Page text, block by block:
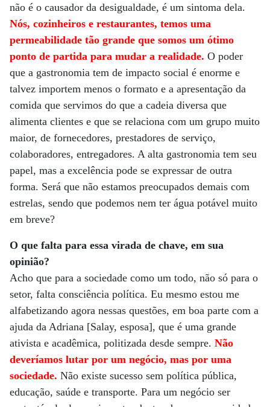
não é o causador da desigualdade, é um sintoma dela.
Nós, cozinheiros e restaurantes, temos uma
permeabilidade tão grande que somos um ótimo
ponto de partida para mudar a realidade. O poder
que a gastronomia tem de impacto social é enorme e
talvez importem menos o formato e a apresentação da
comida que servimos do que a cadeia diversa que
alimenta clientes e que se relaciona com um grupo muito
maior, de fornecedores, prestadores de serviço,
colaboradores, entregadores. A alta gastronomia tem seu
papel, mas a excelência pode se expressar de outra
forma. Será que não estamos preocupados demais com
estrelas, sendo que podemos nem ter água potável muito
em breve?
O que falta para essa virada de chave, em sua
opinião?
Acho que para a sociedade como um todo, não só para o
setor, falta consciência política. Eu mesmo estou me
alfabetizando agora nessas questões, em boa parte com a
ajuda da Adriana [Salay, esposa], que é uma grande
ativista e acadêmica, politizada desde sempre. Não
deveríamos lutar por um negócio, mas por uma
sociedade. Não existe sucesso sem política pública,
educação, saúde e transporte. Para um negócio ser